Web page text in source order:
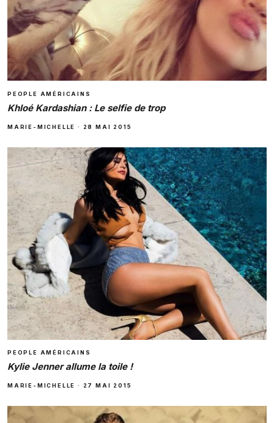
PEOPLE AMÉRICAINS
Khloé Kardashian : Le selfie de trop
MARIE-MICHELLE · 28 MAI 2015
PEOPLE AMÉRICAINS
Kylie Jenner allume la toile !
MARIE-MICHELLE · 27 MAI 2015